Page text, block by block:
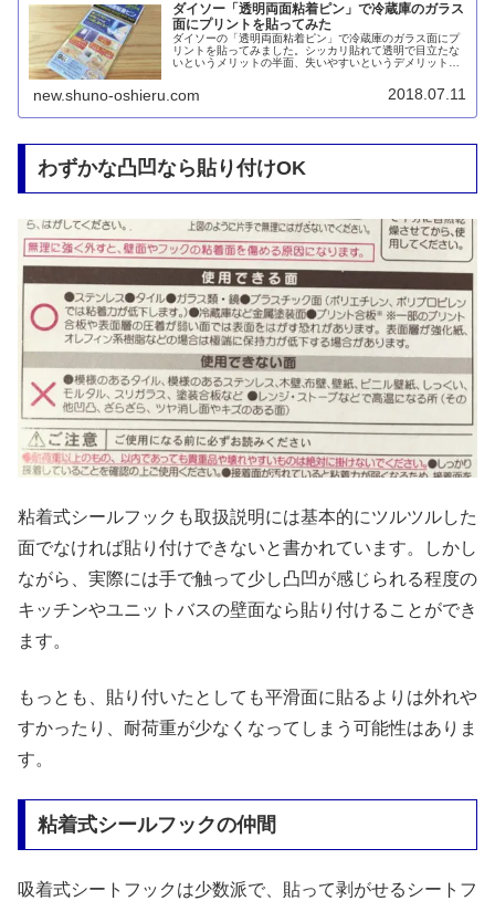
ダイソー「透明両面粘着ピン」で冷蔵庫のガラス
面にプリントを貼ってみた
ダイソーの「透明両面粘着ピン」で冷蔵庫のガラス面にプ
リントを貼ってみました。シッカリ貼れて透明で目立たな
いというメリットの半面、失いやすいというデメリット
new.shuno-oshieru.com 2018.07.11
わずかな凸凹なら貼り付けOK
粘着式シールフックも取扱説明には基本的にツルツルした
面でなければ貼り付けできないと書かれています。しかし
ながら、実際には手で触って少し凸凹が感じられる程度の
キッチンやユニットバスの壁面なら貼り付けることができ
ます。
もっとも、貼り付いたとしても平滑面に貼るよりは外れや
すかったり、耐荷重が少なくなってしまう可能性はありま
す。
粘着式シールフックの仲間
吸着式シートフックは少数派で、貼って剥がせるシートフ